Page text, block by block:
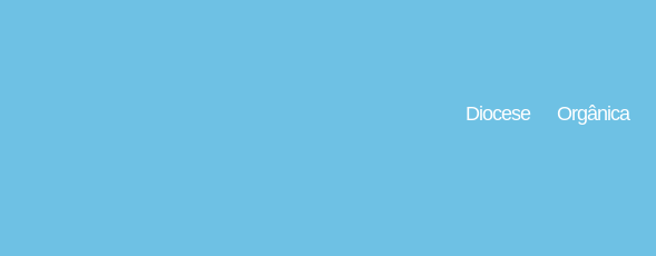
Diocese Orgânica